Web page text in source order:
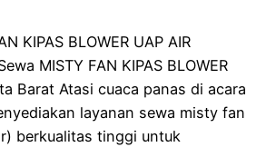
KIPAS BLOWER UAP AIR
MISTY FAN KIPAS BLOWER
Barat Atasi cuaca panas di acara
layanan sewa misty fan
berkualitas tinggi untuk